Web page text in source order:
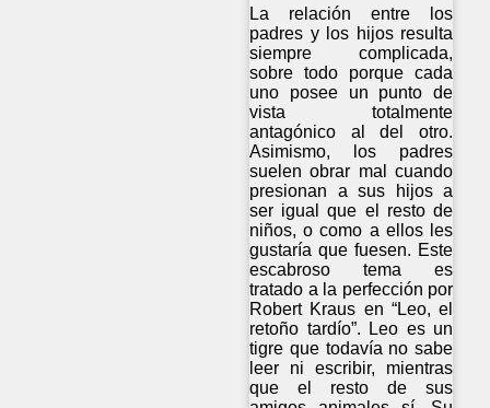
La relación entre los
padres y los hijos resulta
siempre complicada,
sobre todo porque cada
uno posee un punto de
vista totalmente
antagónico al del otro.
Asimismo, los padres
suelen obrar mal cuando
presionan a sus hijos a
ser igual que el resto de
niños, o como a ellos les
gustaría que fuesen. Este
escabroso tema es
tratado a la perfección por
Robert Kraus en “Leo, el
retoño tardío”. Leo es un
tigre que todavía no sabe
leer ni escribir, mientras
que el resto de sus